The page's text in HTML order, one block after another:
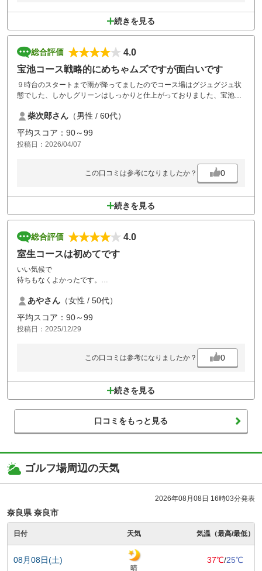
続きを見る
総合評価
4.0
宝池コース戦略的にめちゃムズですが面白いです
９時台のスタートまで雨が降ってましたのでコース場はグジュグジュ状
態でした、しかしグリーンはしっかりと仕上がっておりました、宝池コ
わかりませんね、クラブハウスから少し離れたコースに行く面倒臭さは
ありますがマニア向けの面白いコースだと思います、またリベンジ行き
ます絶対！！
柴次郎さん （男性 / 60代）
平均スコア：90～99
投稿日：2026/04/07
この口コミは参考になりましたか？ 0
続きを見る
総合評価
4.0
室生コースは初めてです
いい気候で
待ちもなくよかったです。
宝ヶ池コースは以前いきましたが
値段は少し高め？ですが
よかったです！
大阪からも近いということもあり
あやさん （女性 / 50代）
平均スコア：90～99
投稿日：2025/12/29
この口コミは参考になりましたか？ 0
続きを見る
口コミをもっと見る
ゴルフ場周辺の天気
2026年08月08日 16時03分発表
奈良県 奈良市
日付 天気 気温（最高/最低）
08月08日(土)
晴
37℃/25℃